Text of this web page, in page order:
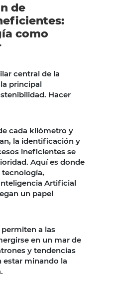
de
como
central de la
principal
Hacer
cada kilómetro y
la identificación y
ineficientes se
Aquí es donde
tecnología,
Artificial
un papel
a las
en un mar de
y tendencias
estar minando la